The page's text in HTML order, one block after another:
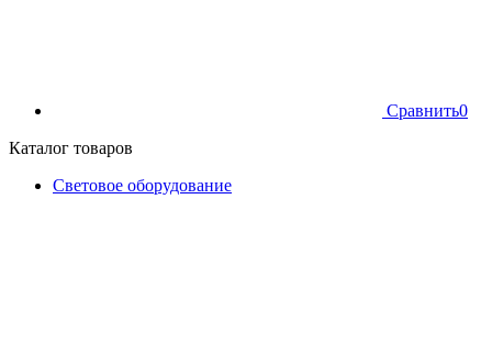
Сравнить0
Каталог товаров
Световое оборудование